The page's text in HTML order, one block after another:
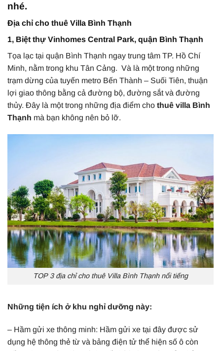
nhé.
Địa chỉ cho thuê Villa Bình Thạnh
1, Biệt thự Vinhomes Central Park, quận Bình Thạnh
Tọa lạc tại quận Bình Thạnh ngay trung tâm TP. Hồ Chí
Minh, nằm trong khu Tân Cảng. Và là một trong những
trạm dừng của tuyến metro Bến Thành – Suối Tiên, thuận
lợi giao thông bằng cả đường bộ, đường sắt và đường
thủy. Đây là một trong những địa điểm cho thuê villa Bình
Thạnh mà bạn không nên bỏ lỡ.
TOP 3 địa chỉ cho thuê Villa Bình Thạnh nổi tiếng
Những tiện ích ở khu nghỉ dưỡng này:
– Hầm gửi xe thông minh: Hầm gửi xe tại đây được sử
dụng hệ thông thẻ từ và bảng điện tử thể hiện số ô còn